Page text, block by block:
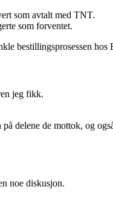
som avtalt med TNT.
som forventet.
bestillingsprosessen
jeg fikk.
delene de mottok, og
noe diskusjon.